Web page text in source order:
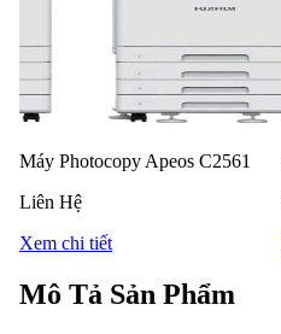
Máy Photocopy Apeos C2561
Liên Hệ
Xem chi tiết
Mô Tả Sản Phẩm